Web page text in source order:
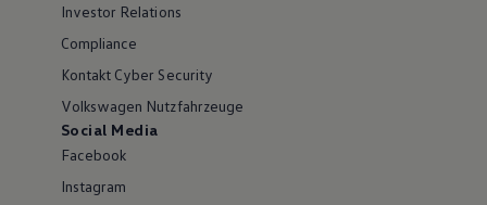
Investor Relations
Compliance
Kontakt Cyber Security
Volkswagen Nutzfahrzeuge
Social Media
Facebook
Instagram